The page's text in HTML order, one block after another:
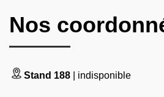
Nos
Stand 188 | indisponible